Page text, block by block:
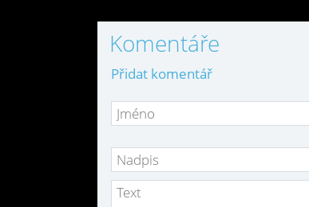
Komentáře
Přidat komentář